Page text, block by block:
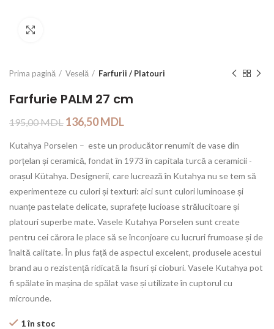
Prima pagină Veselă Farfurii / Platouri
Farfurie PALM 27 cm
195,00MDL 136,50MDL
Kutahya Porselen – este un producător renumit de vase din
porțelan și ceramică, fondat în 1973 în capitala turcă a ceramicii -
orașul Kütahya. Designerii, care lucrează în Kutahya nu se tem să
experimenteze cu culori și texturi: aici sunt culori luminoase și
nuanțe pastelate delicate, suprafețe lucioase strălucitoare și
platouri superbe mate. Vasele Kutahya Porselen sunt create
pentru cei cărora le place să se înconjoare cu lucruri frumoase și de
înaltă calitate. În plus față de aspectul excelent, produsele acestui
brand au o rezistență ridicată la fisuri și cioburi. Vasele Kutahya pot
fi spălate în mașina de spălat vase și utilizate în cuptorul cu
microunde.
1 în stoc